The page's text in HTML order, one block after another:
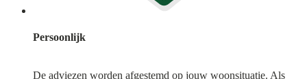
Persoonlijk
De adviezen worden afgestemd op jouw woonsituatie. Als